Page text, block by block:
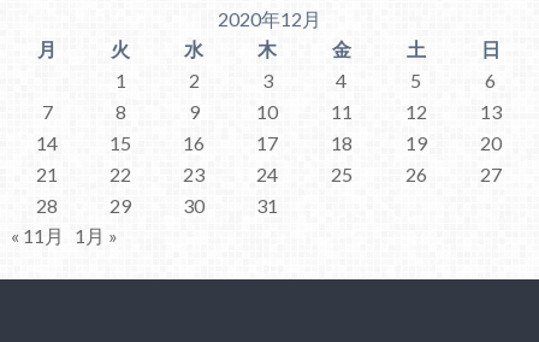
2020年12月
月
火 水 木 金 土
日
1
2 3 4 5
6
7
8 9 10 11 12
13
14
15 16 17 18 19
20
21
22 23 24 25 26
27
28
29 30
31
« 11月
1月 »